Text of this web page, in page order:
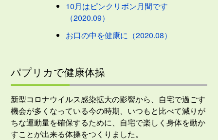
10月はピンクリボン月間です
（2020.09）
お口の中を健康に（2020.08）
パプリカで健康体操
新型コロナウイルス感染拡大の影響から、自宅で過ごす
機会が多くなっている今の時期、いつもと比べて減りが
ちな運動量を確保するために、自宅で楽しく身体を動か
すことが出来る体操をつくりました。